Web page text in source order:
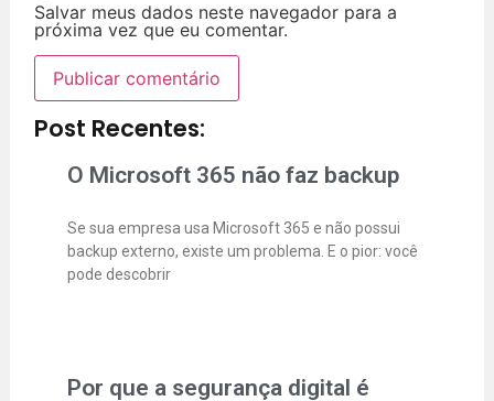
Salvar meus dados neste navegador para a
próxima vez que eu comentar.
Post Recentes:
O Microsoft 365 não faz backup
Se sua empresa usa Microsoft 365 e não possui
backup externo, existe um problema. E o pior: você
pode descobrir
Por que a segurança digital é